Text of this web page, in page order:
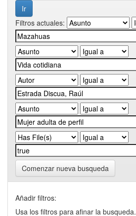
Filtros actuales:
Comenzar nueva busqueda
Añadir filtros:
Usa los filtros para afinar la busqueda.